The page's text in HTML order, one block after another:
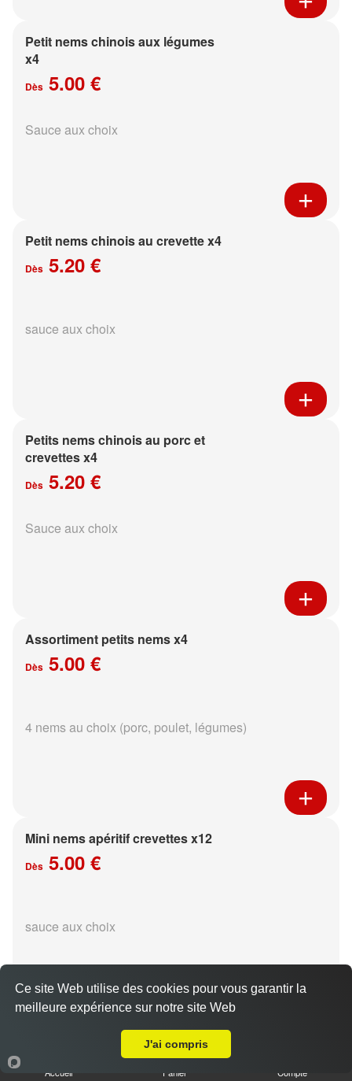
Petit nems chinois aux légumes
x4
Dès 5.00 €
Sauce aux choix
Petit nems chinois au crevette x4
Dès 5.20 €
sauce aux choix
Petits nems chinois au porc et
crevettes x4
Dès 5.20 €
Sauce aux choix
Assortiment petits nems x4
Dès 5.00 €
4 nems au choix (porc, poulet, légumes)
Mini nems apéritif crevettes x12
Dès 5.00 €
sauce aux choix
Pinces de crabe au poisson x4
Accueil Panier Compte
Ce site Web utilise des cookies pour vous garantir la
meilleure expérience sur notre site Web
J'ai compris